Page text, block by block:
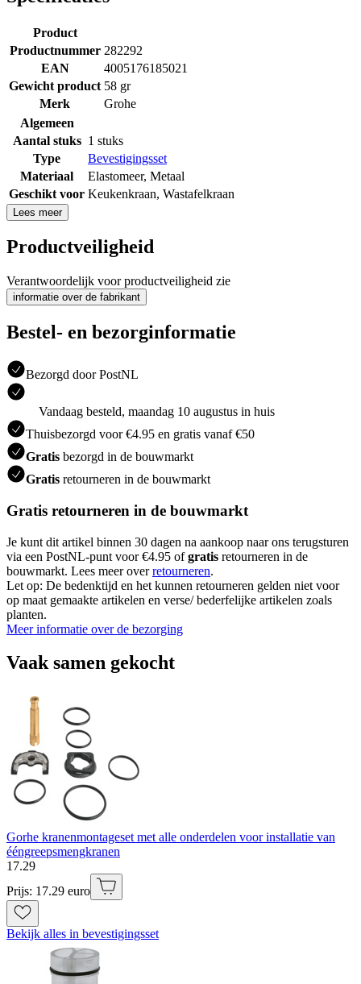
Product
Productnummer 282292
EAN
4005176185021
Gewicht product 58 gr
Merk
Grohe
Algemeen
Aantal stuks 1 stuks
Type
Bevestigingsset
Materiaal
Elastomeer, Metaal
Geschikt voor Keukenkraan, Wastafelkraan
Lees meer
Productveiligheid
Verantwoordelijk voor productveiligheid zie
informatie over de fabrikant
Bestel- en bezorginformatie
Bezorgd door PostNL
Vandaag besteld, maandag 10 augustus in huis
Thuisbezorgd voor €4.95 en gratis vanaf €50
Gratis bezorgd in de bouwmarkt
Gratis retourneren in de bouwmarkt
Gratis retourneren in de bouwmarkt
Je kunt dit artikel binnen 30 dagen na aankoop naar ons terugsturen
via een PostNL-punt voor €4.95 ofgratis retourneren in de
bouwmarkt. Lees meer overretourneren.
Let op: De bedenktijd en het kunnen retourneren gelden niet voor
op maat gemaakte artikelen en verse/ bederfelijke artikelen zoals
planten.
Meer informatie over de bezorging
Vaak samen gekocht
Gorhe kranenmontageset met alle onderdelen voor installatie van
ééngreepsmengkranen
17.29
Prijs: 17.29 euro
Bekijk alles in bevestigingsset